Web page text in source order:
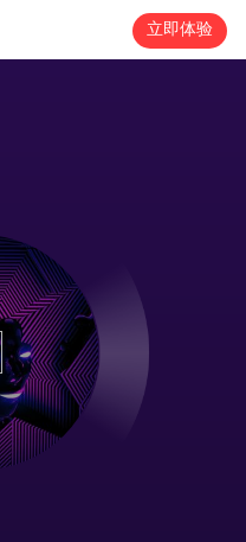
立即体验